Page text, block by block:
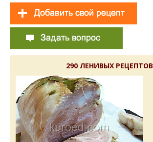
290 ЛЕНИВЫХ РЕЦЕПТОВ